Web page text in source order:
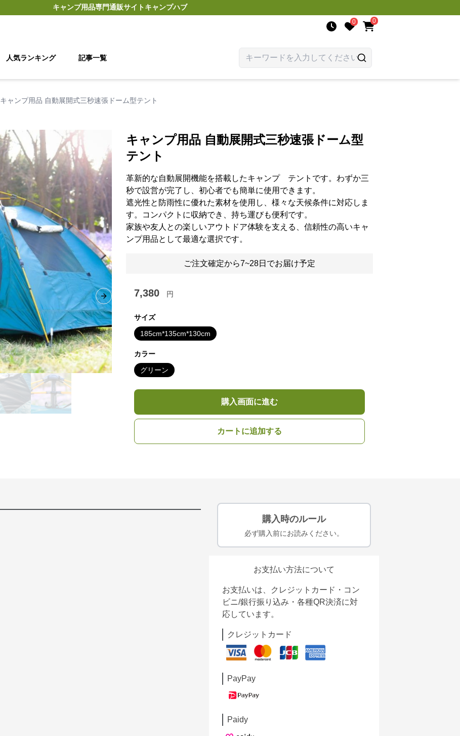
キャンプ用品専門通販サイトキャンプハブ
0 0
人気ランキング 記事一覧
キャンプ用品 自動展開式三秒速張ドーム型テント
Next slide
キャンプ用品 自動展開式三秒速張ドーム型
テント
革新的な自動展開機能を搭載したキャンプ テントです。わずか三
秒で設営が完了し、初心者でも簡単に使用できます。
遮光性と防雨性に優れた素材を使用し、様々な天候条件に対応しま
す。コンパクトに収納でき、持ち運びも便利です。
家族や友人との楽しいアウトドア体験を支える、信頼性の高いキャ
ンプ用品として最適な選択です。
ご注文確定から7~28日でお届け予定
7,380 円
サイズ
185cm*135cm*130cm
カラー
グリーン
購入画面に進む
カートに追加する
購入時のルール
必ず購入前にお読みください。
お支払い方法について
お支払いは、クレジットカード・コン
ビニ/銀行振り込み・各種QR決済に対
応しています。
クレジットカード
PayPay
Paidy